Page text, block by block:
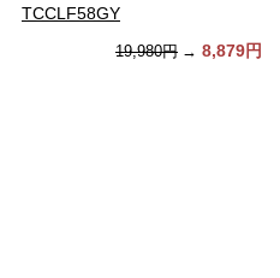
TCCLF58GY
19,980円 → 8,879円